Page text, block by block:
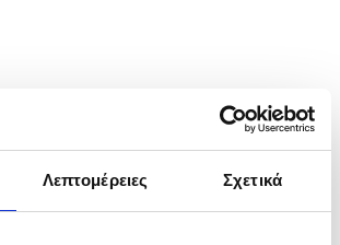
Λεπτομέρειες Σχετικά